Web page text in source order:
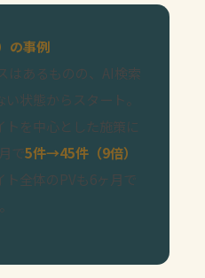
の事例
はあるものの、AI検索
状態からスタート。
トを中心とした施策に
で5件→45件（9倍）
全体のPVも6ヶ月で